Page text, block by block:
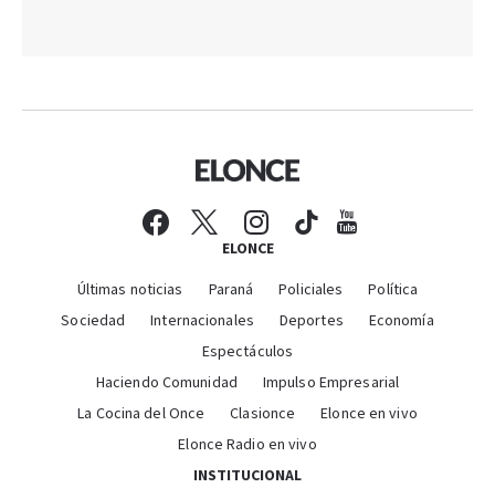
ELONCE
Últimas noticias Paraná Policiales
Política
Sociedad
Internacionales Deportes
Economía
Espectáculos
Haciendo Comunidad
Impulso Empresarial
La Cocina del Once
Clasionce
Elonce en vivo
Elonce Radio en vivo
INSTITUCIONAL